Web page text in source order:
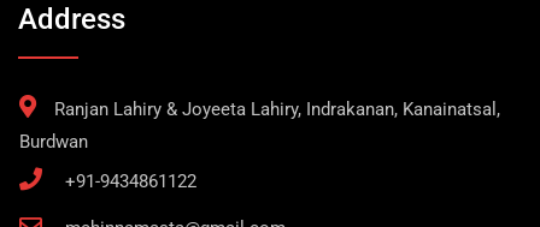
Address
Ranjan Lahiry & Joyeeta Lahiry, Indrakanan, Kanainatsal,
Burdwan
+91-9434861122